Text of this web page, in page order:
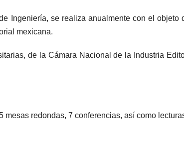
Ingeniería, se realiza anualmente con el
mexicana.
de la Cámara Nacional de la Industria
redondas, 7 conferencias, así como